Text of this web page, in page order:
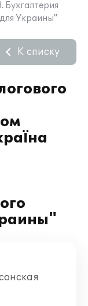
Украины"
К списку